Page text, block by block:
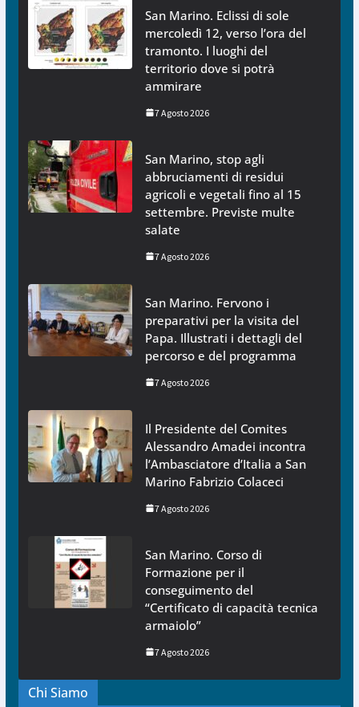
San Marino. Eclissi di sole
mercoledì 12, verso l’ora del
tramonto. I luoghi del
territorio dove si potrà
ammirare
7 Agosto 2026
San Marino, stop agli
abbruciamenti di residui
agricoli e vegetali fino al 15
settembre. Previste multe
salate
7 Agosto 2026
San Marino. Fervono i
preparativi per la visita del
Papa. Illustrati i dettagli del
percorso e del programma
7 Agosto 2026
Il Presidente del Comites
Alessandro Amadei incontra
l’Ambasciatore d’Italia a San
Marino Fabrizio Colaceci
7 Agosto 2026
San Marino. Corso di
Formazione per il
conseguimento del
“Certificato di capacità tecnica
armaiolo”
7 Agosto 2026
Chi Siamo